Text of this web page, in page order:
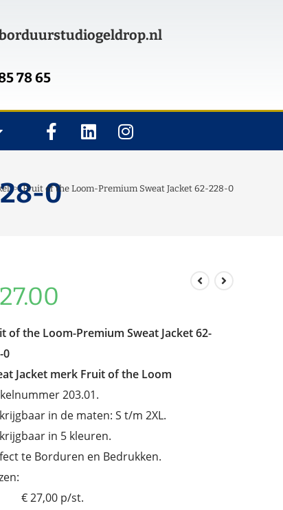
78 65
0
> Fruit of the Loom-Premium Sweat Jacket 62-228-0
27.00
of the Loom-Premium Sweat Jacket 62-
0
Jacket merk Fruit of the Loom
203.01.
in de maten: S t/m 2XL.
in 5 kleuren.
te Borduren en Bedrukken.
27,00 p/st.